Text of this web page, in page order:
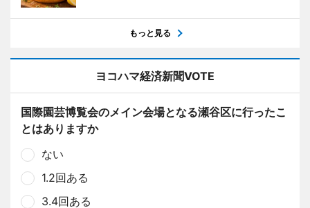
もっと見る
ヨコハマ経済新聞VOTE
国際園芸博覧会のメイン会場となる瀬谷区に行ったこ
とはありますか
ない
1.2回ある
3.4回ある